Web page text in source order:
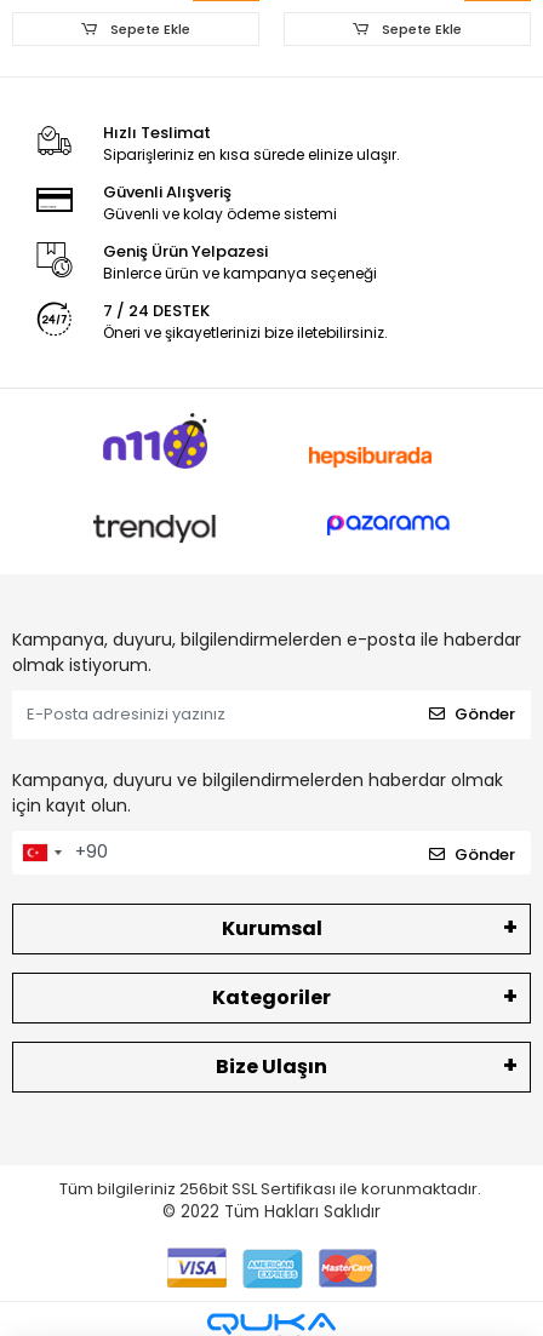
Sepete Ekle Sepete Ekle
Hızlı Teslimat
Siparişleriniz en kısa sürede elinize ulaşır.
Güvenli Alışveriş
Güvenli ve kolay ödeme sistemi
Geniş Ürün Yelpazesi
Binlerce ürün ve kampanya seçeneği
7 / 24 DESTEK
Öneri ve şikayetlerinizi bize iletebilirsiniz.
Kampanya, duyuru, bilgilendirmelerden e-posta ile haberdar
olmak istiyorum.
Gönder
Kampanya, duyuru ve bilgilendirmelerden haberdar olmak
için kayıt olun.
Gönder
Kurumsal
Kategoriler
Bize Ulaşın
Tüm bilgileriniz 256bit SSL Sertifikası ile korunmaktadır.
© 2022 Tüm Hakları Saklıdır